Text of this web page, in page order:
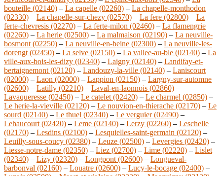
bouteille (02140) – La capelle (02260) – La chapelle-monthodon
(02330) – La chapelle-sur-chezy (02570) – La fere (02800) – La
ferte-chevresis (02270) – La ferte-milon (02460) – La flamengrie
(02260) – La herie (02500) – La malmaison (02190) – La neuville-
bosmont (02250) – La neuville-en-beine (02300) – La neuville-les-
dorengt (02450) – La selve (02150) – La vallee-au-ble (02140) – La
ville-aux-bois-les-dizy (02340) – Laigny (02140) – Landifay-et-
bertaignemont (02120) – Landouzy-la-ville (02140) – Laniscourt
(02000) – Laon (02000) – Lappion (02150) – Largny-sur-automne
(02600) – Latilly (02210) – Laval-en-laonnois (02860) –
Lavaqueresse (02450) – Le catelet (02420) – Le charmel (02850) –
Le herie-la-vieville (02120) – Le nouvion-en-thierache (02170) – Le
sourd (02140) – Le thuel (02340) – Le verguier (02490) –
Lehaucourt (02420) – Leme (02140) – Lerzy (02260) – Leschelle
(02170) – Lesdins (02100) – Lesquielles-saint-germain (02120) –
Leuilly-sous-coucy (02380) – Leuze (02500) – Levergies (02420) –
Liesse-notre-dame (02350) – Liez (02700) – Lime (02220) – Lislet
(02340) – Lizy (02320) – Longpont (02600) – Longueval-
barbonval (02160) – Louatre (02600) – Lucy-le-bocage (02400) –